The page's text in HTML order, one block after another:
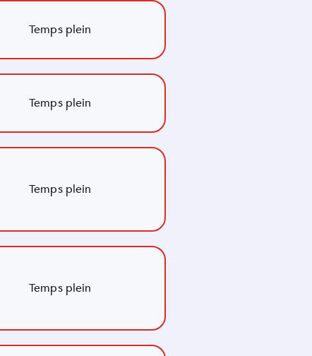
Temps plein
Temps plein
Temps plein
Temps plein